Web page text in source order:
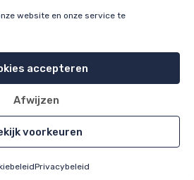
website en onze service te
accepteren
Afwijzen
voorkeuren
Privacybeleid
Alle items